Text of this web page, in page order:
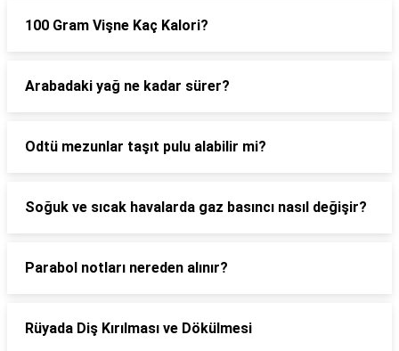
100 Gram Vişne Kaç Kalori?
Arabadaki yağ ne kadar sürer?
Odtü mezunlar taşıt pulu alabilir mi?
Soğuk ve sıcak havalarda gaz basıncı nasıl değişir?
Parabol notları nereden alınır?
Rüyada Diş Kırılması ve Dökülmesi